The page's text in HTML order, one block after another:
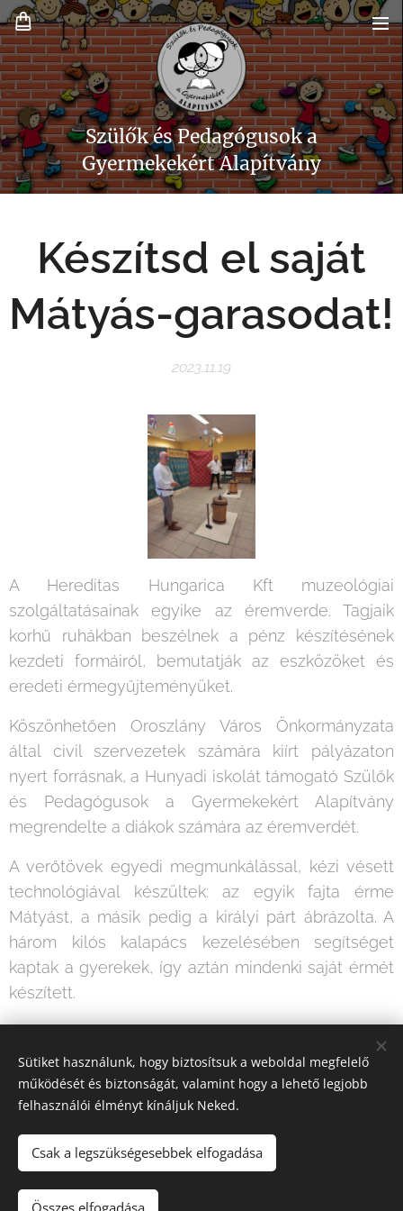
Szülők és Pedagógusok a
Gyermekekért Alapítvány
Készítsd el saját
Mátyás-garasodat!
2023.11.19
A Hereditas Hungarica Kft muzeológiai
szolgáltatásainak egyike az éremverde. Tagjaik
korhű ruhákban beszélnek a pénz készítésének
kezdeti formáiról, bemutatják az eszközöket és
eredeti érmegyűjteményüket.
Köszönhetően Oroszlány Város Önkormányzata
által civil szervezetek számára kiírt pályázaton
nyert forrásnak, a Hunyadi iskolát támogató Szülők
és Pedagógusok a Gyermekekért Alapítvány
megrendelte a diákok számára az éremverdét.
A verőtövek egyedi megmunkálással, kézi vésett
technológiával készültek: az egyik fajta érme
Mátyást, a másik pedig a királyi párt ábrázolta. A
három kilós kalapács kezelésében segítséget
kaptak a gyerekek, így aztán mindenki saját érmét
készített.
Legyen a Mátyás garas minden Hunyadis diák
szerencsepénze! Hozzon számukra sok-sok ötöst!
© 2020. "Szülők és Pedagógusok a Gyermekekért" Alapítvány.
Sütiket használunk, hogy biztosítsuk a weboldal megfelelő
működését és biztonságát, valamint hogy a lehető legjobb
felhasználói élményt kínáljuk Neked.
Csak a legszükségesebbek elfogadása
Összes elfogadása